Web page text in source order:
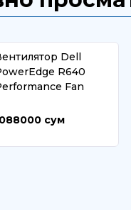
Dell
R640
Fan
сум